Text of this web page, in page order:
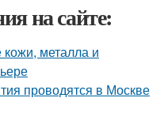
на сайте:
металла и
проводятся в Москве